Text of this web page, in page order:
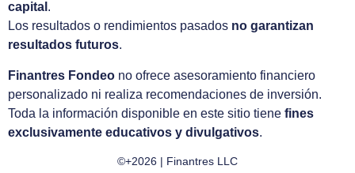
capital .
Los resultados o rendimientos pasados no garantizan
resultados futuros.
Finantres Fondeo no ofrece asesoramiento financiero
personalizado ni realiza recomendaciones de inversión.
Toda la información disponible en este sitio tiene fines
exclusivamente educativos y divulgativos.
©+2026 | Finantres LLC